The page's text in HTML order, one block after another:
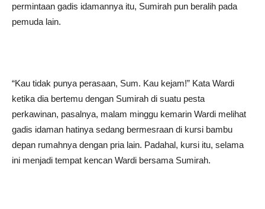
permintaan gadis idamannya itu, Sumirah pun beralih pada
pemuda lain.
“Kau tidak punya perasaan, Sum. Kau kejam!” Kata Wardi
ketika dia bertemu dengan Sumirah di suatu pesta
perkawinan, pasalnya, malam minggu kemarin Wardi melihat
gadis idaman hatinya sedang bermesraan di kursi bambu
depan rumahnya dengan pria lain. Padahal, kursi itu, selama
ini menjadi tempat kencan Wardi bersama Sumirah.